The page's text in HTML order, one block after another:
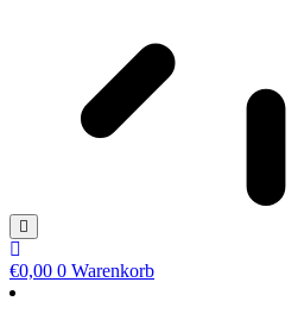
€0,00 0 Warenkorb